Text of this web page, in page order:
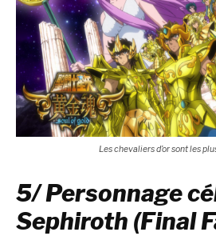
Les chevaliers d’or sont les
5/ Personnage
Sephiroth (Final